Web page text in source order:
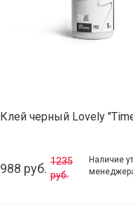
Клей черный Lovely
988 руб. 1235
руб.
Наличие